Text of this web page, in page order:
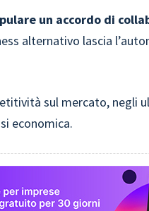
un accordo di
alternativo lascia
sul mercato, negli
economica.